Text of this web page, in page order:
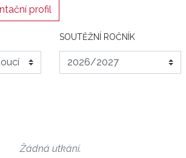
profil
SOUTĚŽNÍ ROČNÍK
Žádná utkání.